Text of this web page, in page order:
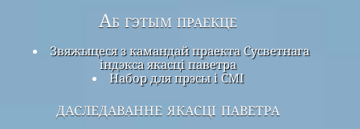
Аб гэтым праекце
Звяжыцеся з камандай праекта Сусветнага
індэкса якасці паветра
Набор для прэсы і СМІ
даследаванне якасці паветра